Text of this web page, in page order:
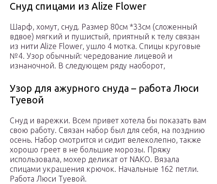
Снуд спицами из Alize Flower
Шарф, хомут, снуд. Размер 80см *33см (сложенный
вдвое) мягкий и пушистый, приятный к телу связан
из нити Alize Flower, ушло 4 мотка. Спицы круговые
№4. Узор обычный: чередование лицевой и
изнаночной. В следующем ряду наоборот,
Узор для ажурного снуда – работа Люси
Туевой
Снуд и варежки. Всем привет хотела бы показать вам
свою работу. Связан набор был для себя, на позднию
осень. Набор смотрится и сидит велеколепно, также
хорошо греет в не большие морозы. Пряжу
использовала, мохер деликат от NAKO. Вязала
спицами украшения крючок. Начальные 162 петли.
Работа Люси Туевой.